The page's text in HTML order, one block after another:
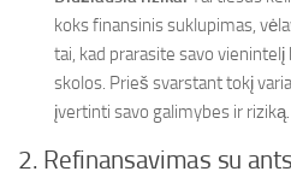
koks finansinis suklupimas,
tai, kad prarasite savo
skolos. Prieš svarstant tokį
įvertinti savo galimybes ir
2. Refinansavimas su